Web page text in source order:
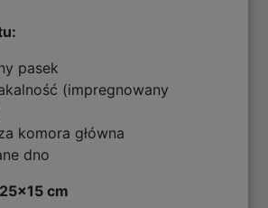
pasek
(impregnowany
komora główna
dno
cm